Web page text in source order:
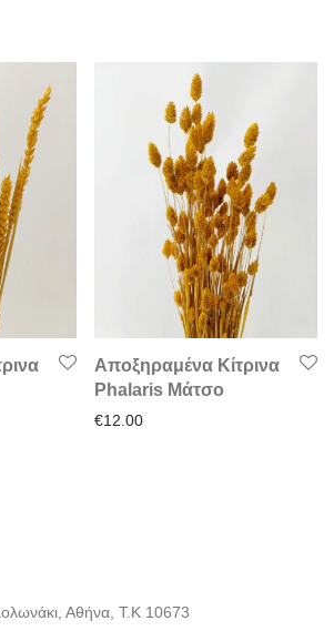
Αποξηραμένα Κίτρινα
Phalaris Μάτσο
€12.00
Αθήνα, Τ.Κ 10673